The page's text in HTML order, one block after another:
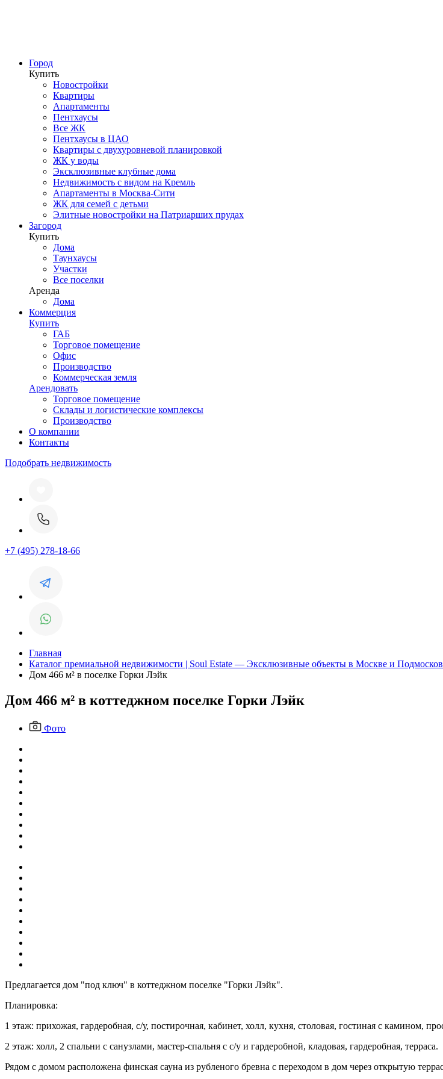
Город
Купить
Новостройки
Квартиры
Апартаменты
Пентхаусы
Все ЖК
Пентхаусы в ЦАО
Квартиры с двухуровневой планировкой
ЖК у воды
Эксклюзивные клубные дома
Недвижимость с видом на Кремль
Апартаменты в Москва-Сити
ЖК для семей с детьми
Элитные новостройки на Патриарших прудах
Загород
Купить
Дома
Таунхаусы
Участки
Все поселки
Аренда
Дома
Коммерция
Купить
ГАБ
Торговое помещение
Офис
Производство
Коммерческая земля
Арендовать
Торговое помещение
Склады и логистические комплексы
Производство
О компании
Контакты
Подобрать недвижимость
+7 (495) 278-18-66
Главная
Каталог премиальной недвижимости | Soul Estate — Эксклюзивные объекты в Москве и
Дом 466 м² в поселке Горки Лэйк
Дом 466 м² в коттеджном поселке Горки Лэйк
Фото
Предлагается дом "под ключ" в коттеджном поселке "Горки Лэйк".
Планировка:
1 этаж: прихожая, гардеробная, с/у, постирочная, кабинет, холл, кухня, столовая, гостиная с камином,
2 этаж: холл, 2 спальни с санузлами, мастер-спальня с с/у и гардеробной, кладовая, гардеробная, терраса.
Рядом с домом расположена финская сауна из рубленого бревна с переходом в дом через открытую